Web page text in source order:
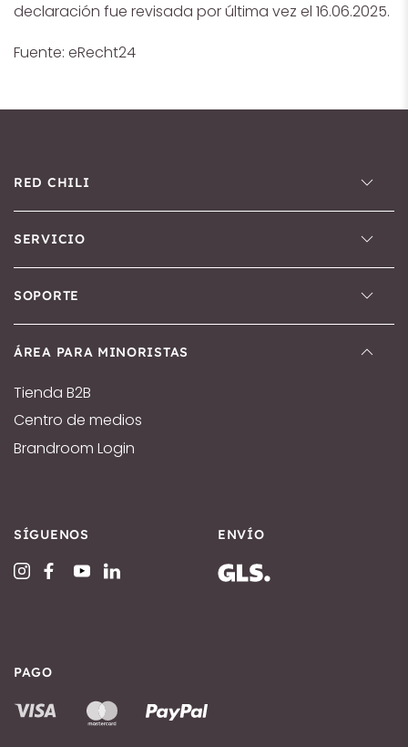
declaración fue revisada por última vez el 16.06.2025.
Fuente: eRecht24
RED CHILI
SERVICIO
SOPORTE
ÁREA PARA MINORISTAS
Tienda B2B
Centro de medios
Brandroom Login
SÍGUENOS ENVÍO
PAGO